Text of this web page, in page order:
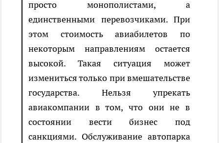
просто монополистами, а
единственными перевозчиками. При
этом стоимость авиабилетов по
некоторым направлениям остается
высокой. Такая ситуация может
измениться только при вмешательстве
государства. Нельзя упрекать
авиакомпании в том, что они не в
состоянии вести бизнес под
санкциями. Обслуживание автопарка